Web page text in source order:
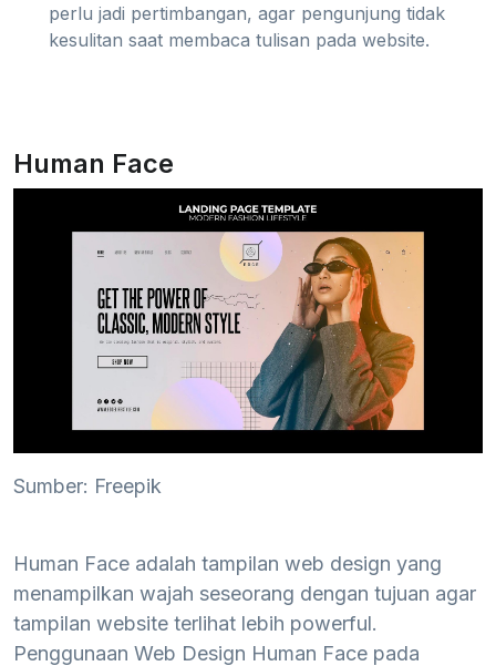
perlu jadi pertimbangan, agar pengunjung tidak
kesulitan saat membaca tulisan pada website.
Human Face
Sumber: Freepik
Human Face adalah tampilan web design yang
menampilkan wajah seseorang dengan tujuan agar
tampilan website terlihat lebih powerful.
Penggunaan Web Design Human Face pada